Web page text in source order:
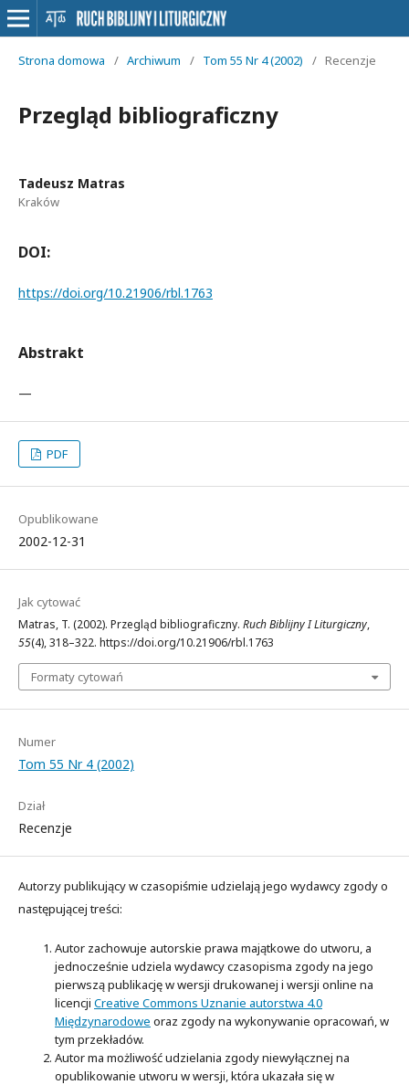
Strona domowa / Archiwum / Tom 55 Nr 4 (2002) / Recenzje
Przegląd bibliograficzny
Tadeusz Matras
Kraków
DOI:
https://doi.org/10.21906/rbl.1763
Abstrakt
—
PDF
Opublikowane
2002-12-31
Jak cytować
Matras, T. (2002). Przegląd bibliograficzny. Ruch Biblijny I Liturgiczny,
55(4), 318–322. https://doi.org/10.21906/rbl.1763
Formaty cytowań
Numer
Tom 55 Nr 4 (2002)
Dział
Recenzje
Autorzy publikujący w czasopiśmie udzielają jego wydawcy zgody o
następującej treści:
Autor zachowuje autorskie prawa majątkowe do utworu, a
jednocześnie udziela wydawcy czasopisma zgody na jego
pierwszą publikację w wersji drukowanej i wersji online na
licencji Creative Commons Uznanie autorstwa 4.0
Międzynarodowe oraz zgody na wykonywanie opracowań, w
tym przekładów.
Autor ma możliwość udzielania zgody niewyłącznej na
opublikowanie utworu w wersji, która ukazała się w